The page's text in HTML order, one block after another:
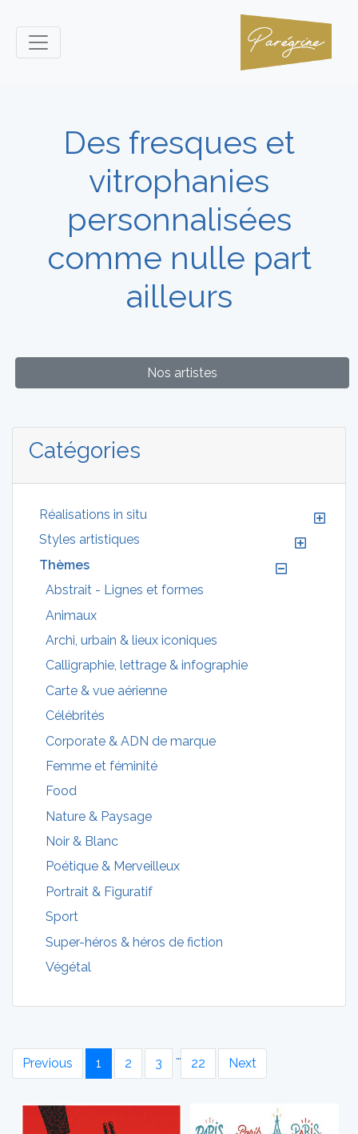
Des fresques et
vitrophanies
personnalisées
comme nulle part
ailleurs
Nos artistes
Catégories
Réalisations in situ
Styles artistiques
Thèmes
Abstrait - Lignes et formes
Animaux
Archi, urbain & lieux iconiques
Calligraphie, lettrage & infographie
Carte & vue aérienne
Célébrités
Corporate & ADN de marque
Femme et féminité
Food
Nature & Paysage
Noir & Blanc
Poétique & Merveilleux
Portrait & Figuratif
Sport
Super-héros & héros de fiction
Végétal
Previous 1 2 3
…
22 Next